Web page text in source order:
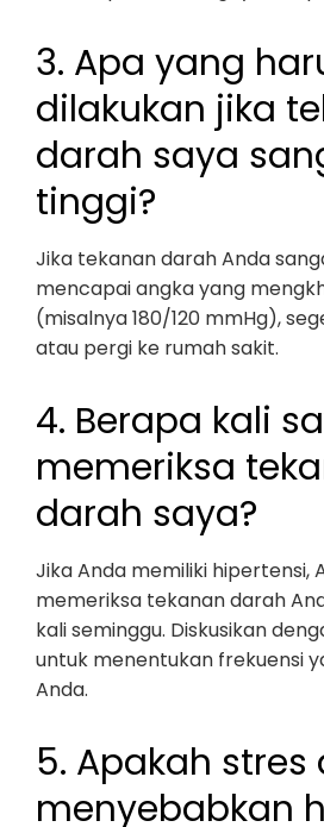
3. Apa yang
dilakukan jika
darah saya
tinggi?
Jika tekanan darah Anda
mencapai angka yang
(misalnya 180/120 mmHg),
atau pergi ke rumah sakit.
4. Berapa kali
memeriksa
darah saya?
Jika Anda memiliki hipertensi,
memeriksa tekanan darah
kali seminggu. Diskusikan
untuk menentukan frekuensi
Anda.
5. Apakah
menyebabkan